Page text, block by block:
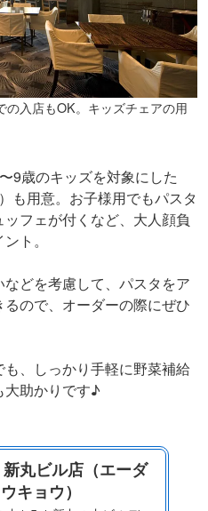
入店もOK。キッズチェアの用
9歳のキッズを対象にした
も用意。お子様用でもパスタ
フェが付くなど、大人顔負
ト。
どを考慮して、パスタをア
ので、オーダーの際にぜひ
、しっかり手軽に野菜補給
大助かりです♪
丸ビル店（エーダ
キョウ）